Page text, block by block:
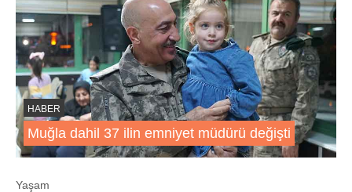
HABER
Muğla dahil 37 ilin emniyet müdürü değişti
Yaşam